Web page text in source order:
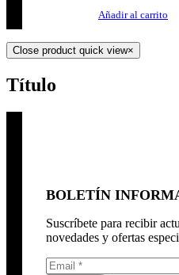
Añadir al carrito
Close product quick view×
Título
BOLETÍN
Suscríbete para recibir
novedades y ofertas